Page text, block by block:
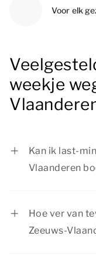
Voor elk
weekje
Kan ik last-
Vlaanderen
Hoe ver van
Zeeuws-